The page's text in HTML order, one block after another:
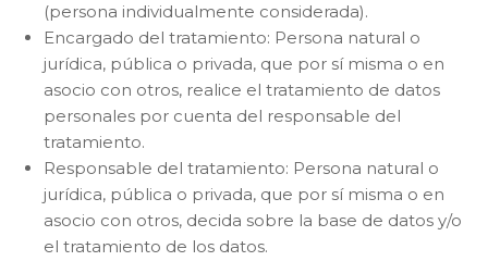
(persona individualmente considerada).
Encargado del tratamiento: Persona natural o
jurídica, pública o privada, que por sí misma o en
asocio con otros, realice el tratamiento de datos
personales por cuenta del responsable del
tratamiento.
Responsable del tratamiento: Persona natural o
jurídica, pública o privada, que por sí misma o en
asocio con otros, decida sobre la base de datos y/o
el tratamiento de los datos.